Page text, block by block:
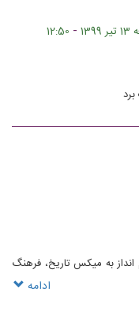
-
12:50
به میکس تاریخ، فرهنگ
ادامه